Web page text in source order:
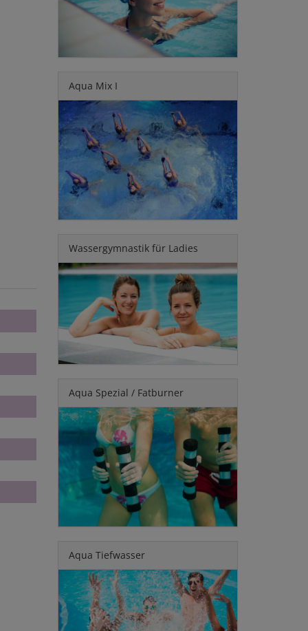
Aqua Mix I
Wassergymnastik für Ladies
Aqua Spezial / Fatburner
Aqua Tiefwasser